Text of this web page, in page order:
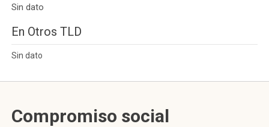
Sin dato
En Otros TLD
Sin dato
Compromiso social